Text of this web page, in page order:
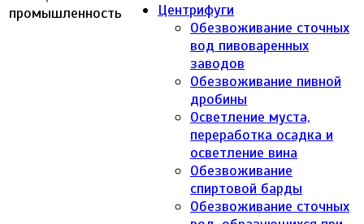
Центрифуги
Обезвоживание сточных
вод пивоваренных
заводов
Обезвоживание пивной
дробины
Осветление муста,
переработка осадка и
осветление вина
Обезвоживание
спиртовой барды
Обезвоживание сточных